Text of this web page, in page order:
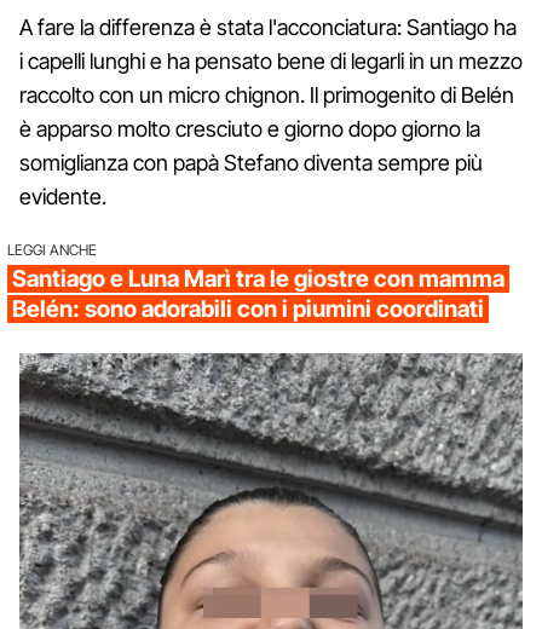
A fare la differenza è stata l'acconciatura: Santiago ha
i capelli lunghi e ha pensato bene di legarli in un mezzo
raccolto con un micro chignon. Il primogenito di Belén
è apparso molto cresciuto e giorno dopo giorno la
somiglianza con papà Stefano diventa sempre più
evidente.
LEGGI ANCHE
Santiago e Luna Marì tra le giostre con mamma
Belén: sono adorabili con i piumini coordinati